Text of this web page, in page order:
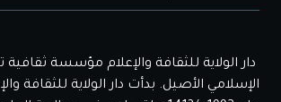
دار الولاية للثقافة والإعلام مؤسسة ثقافية
الإسلامي الأصيل. بدأت دار الولاية للثقافة